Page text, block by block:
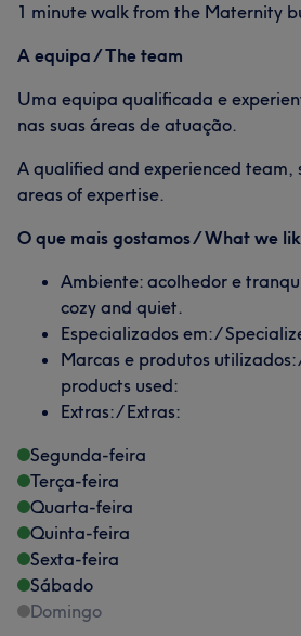
1 minute walk from the Maternity
A equipa / The team
Uma equipa qualificada e
nas suas áreas de atuação.
A qualified and experienced team,
areas of expertise.
O que mais gostamos / What we
Ambiente: acolhedor e
cozy and quiet.
Especializados em: /
Marcas e produtos utilizados:
products used:
Extras: / Extras:
Segunda-feira
Terça-feira
Quarta-feira
Quinta-feira
Sexta-feira
Sábado
Domingo